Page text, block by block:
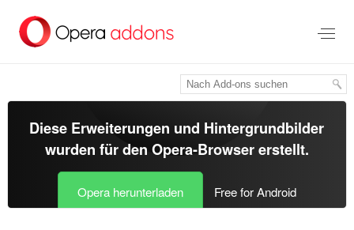
Hauptinhalt
springen
Diese Erweiterungen und Hintergrundbilder
wurden für den Opera-Browsererstellt.
Opera herunterladen Free for Android